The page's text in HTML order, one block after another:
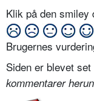
Klik på den smiley
Brugernes
Siden er blevet
kommentarer